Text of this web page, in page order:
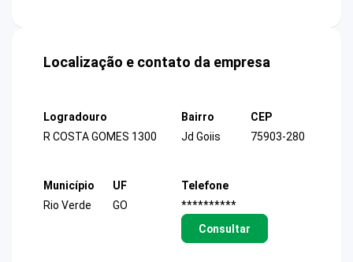
Localização e contato da empresa
Logradouro
R COSTA GOMES 1300
Bairro
Jd Goiis
CEP
75903-280
Município
Rio Verde
UF
GO
Telefone
**********
Consultar